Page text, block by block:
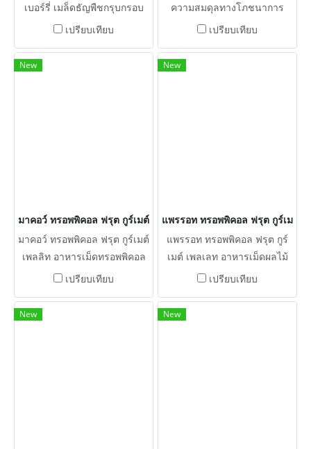
เบอร์รี่ เมล็ดธัญพืชกรุบกรอบ
และเมล็ดพืชเปลือกแข็ง มี
พร้อมด้วยวิตามินที่มีความ
เปรียบเทียบ
ความสมดุลทางโภชนาการ
เหมือนอาหารเม็ด แต่ไม่ได้บด
Berries ประกอบด้วยเมล็ดพืช
เปรียบเทียบ
New
มาคอว์ ทรอพพิคอล ฟรุต กูร์เมต์ เพลลิท
มาคอว์ ทรอพพิคอล ฟรุต กูร์เมต์
เพลลิท อาหารเม็ดทรอพพิคอล
ฟรุต กูร์เมต์ เพลเลท ที่สดใหม่
เปรียบเทียบ
New
แพรรอท ทรอพพิคอล ฟรุต กูร์เมต์ เ
แพรรอท ทรอพพิคอล ฟรุต กูร์
เมต์ เพลเลท อาหารเม็ดผลไม้
ชนิดเดียวที่ผลิตขึ้นโดยเฉพาะที่
ธรรมชาติ โดยไม่ต้องปรุงเพิ่ม
เปรียบเทียบ
New New